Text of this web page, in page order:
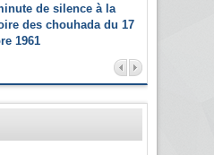
de silence à la
des chouhada du 17
1961